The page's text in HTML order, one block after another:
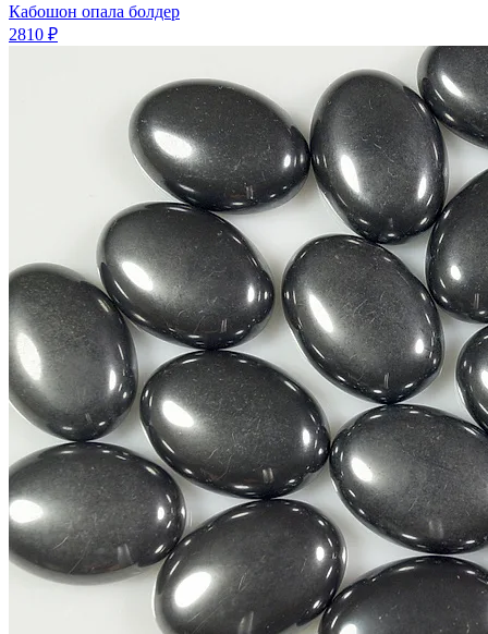
Кабошон опала болдер
2810 ₽